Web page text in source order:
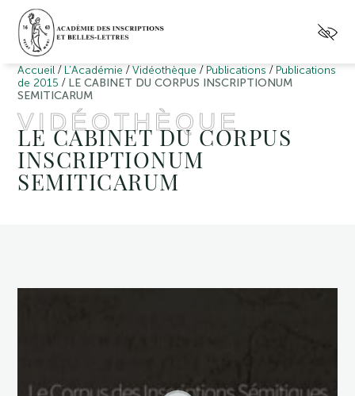
Accueil / L’Académie /Vidéothèque / Publications / Publications
de 2015 / LE CABINET DU CORPUS INSCRIPTIONUM
SEMITICARUM
VIDÉOTHÈQUE
LE CABINET DU CORPUS
INSCRIPTIONUM
SEMITICARUM